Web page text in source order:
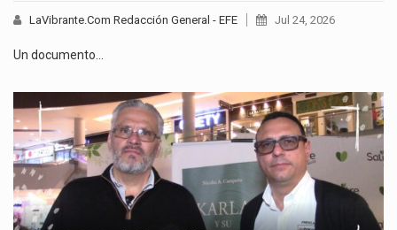
LaVibrante.Com Redacción General - EFE Jul 24, 2026
Un documento…